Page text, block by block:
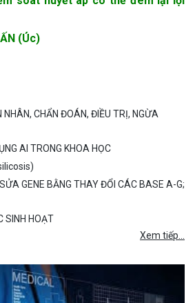
(Úc)
NHÂN, CHẨN ĐOÁN, ĐIỀU TRỊ, NGỪA
AI TRONG KHOA HỌC
GENE BẰNG THAY ĐỔI CÁC BASE A-G;
SINH HOẠT
Xem tiếp...